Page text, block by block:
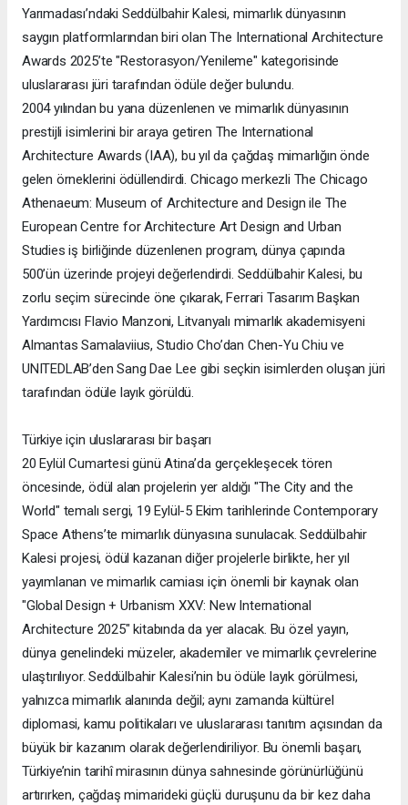
Yarımadası’ndaki Seddülbahir Kalesi, mimarlık dünyasının
saygın platformlarından biri olan The International Architecture
Awards 2025’te "Restorasyon/Yenileme" kategorisinde
uluslararası jüri tarafından ödüle değer bulundu.
2004 yılından bu yana düzenlenen ve mimarlık dünyasının
prestijli isimlerini bir araya getiren The International
Architecture Awards (IAA), bu yıl da çağdaş mimarlığın önde
gelen örneklerini ödüllendirdi. Chicago merkezli The Chicago
Athenaeum: Museum of Architecture and Design ile The
European Centre for Architecture Art Design and Urban
Studies iş birliğinde düzenlenen program, dünya çapında
500’ün üzerinde projeyi değerlendirdi. Seddülbahir Kalesi, bu
zorlu seçim sürecinde öne çıkarak, Ferrari Tasarım Başkan
Yardımcısı Flavio Manzoni, Litvanyalı mimarlık akademisyeni
Almantas Samalaviius, Studio Cho’dan Chen-Yu Chiu ve
UNITEDLAB’den Sang Dae Lee gibi seçkin isimlerden oluşan jüri
tarafından ödüle layık görüldü.
Türkiye için uluslararası bir başarı
20 Eylül Cumartesi günü Atina’da gerçekleşecek tören
öncesinde, ödül alan projelerin yer aldığı "The City and the
World" temalı sergi, 19 Eylül-5 Ekim tarihlerinde Contemporary
Space Athens’te mimarlık dünyasına sunulacak. Seddülbahir
Kalesi projesi, ödül kazanan diğer projelerle birlikte, her yıl
yayımlanan ve mimarlık camiası için önemli bir kaynak olan
"Global Design + Urbanism XXV: New International
Architecture 2025" kitabında da yer alacak. Bu özel yayın,
dünya genelindeki müzeler, akademiler ve mimarlık çevrelerine
ulaştırılıyor. Seddülbahir Kalesi’nin bu ödüle layık görülmesi,
yalnızca mimarlık alanında değil; aynı zamanda kültürel
diplomasi, kamu politikaları ve uluslararası tanıtım açısından da
büyük bir kazanım olarak değerlendiriliyor. Bu önemli başarı,
Türkiye’nin tarihî mirasının dünya sahnesinde görünürlüğünü
artırırken, çağdaş mimarideki güçlü duruşunu da bir kez daha